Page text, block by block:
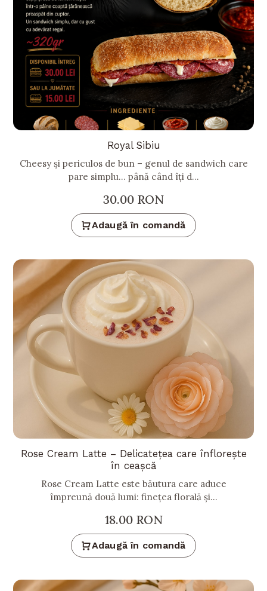
Royal Sibiu
Cheesy și periculos de bun – genul de sandwich care
pare simplu… până când îți d...
30.00 RON
Adaugă în comandă
Rose Cream Latte – Delicatețea care înflorește
în ceașcă
Rose Cream Latte este băutura care aduce
împreună două lumi: finețea florală și...
18.00RON
Adaugă în comandă